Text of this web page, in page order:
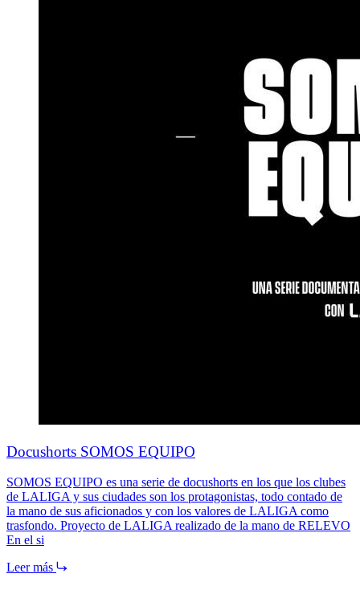
Docushorts SOMOS EQUIPO
SOMOS EQUIPO es una serie de docushorts en los que los clubes
de LALIGA y sus ciudades son los protagonistas, todo contado de
la mano de sus aficionados y con los valores de LALIGA como
trasfondo. Proyecto de LALIGA realizado de la mano de RELEVO
En el si
Leer más